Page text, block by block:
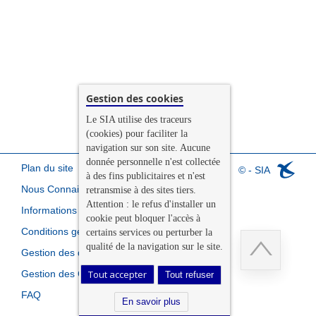
© - SIA
Plan du site
Nous Connaitre
Informations légales
Conditions générales de vente
Gestion des données personnelles
Gestion des Cookies
FAQ
Gestion des cookies
Le SIA utilise des traceurs
(cookies) pour faciliter la
navigation sur son site. Aucune
donnée personnelle n'est collectée
à des fins publicitaires et n'est
retransmise à des sites tiers.
Attention : le refus d'installer un
cookie peut bloquer l'accès à
certains services ou perturber la
qualité de la navigation sur le site.
Tout accepter Tout refuser
En savoir plus